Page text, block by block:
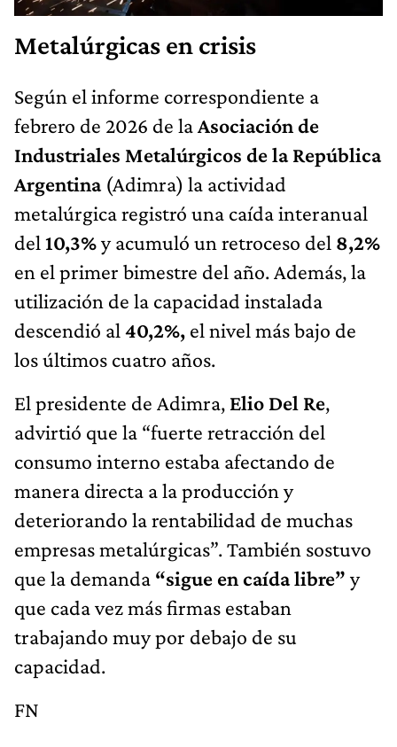
Metalúrgicas en crisis
Según el informe correspondiente a
febrero de 2026 de laAsociación de
Industriales Metalúrgicos de la República
Argentina(Adimra) la actividad
metalúrgica registró una caída interanual
del 10,3%y acumuló un retroceso del 8,2%
en el primer bimestre del año. Además, la
utilización de la capacidad instalada
descendió al 40,2%, el nivel más bajo de
los últimos cuatro años.
El presidente de Adimra, Elio Del Re,
advirtió que la “fuerte retracción del
consumo interno estaba afectando de
manera directa a la producción y
deteriorando la rentabilidad de muchas
empresas metalúrgicas”. También sostuvo
que la demanda “sigue en caída libre” y
que cada vez más firmas estaban
trabajando muy por debajo de su
capacidad.
FN